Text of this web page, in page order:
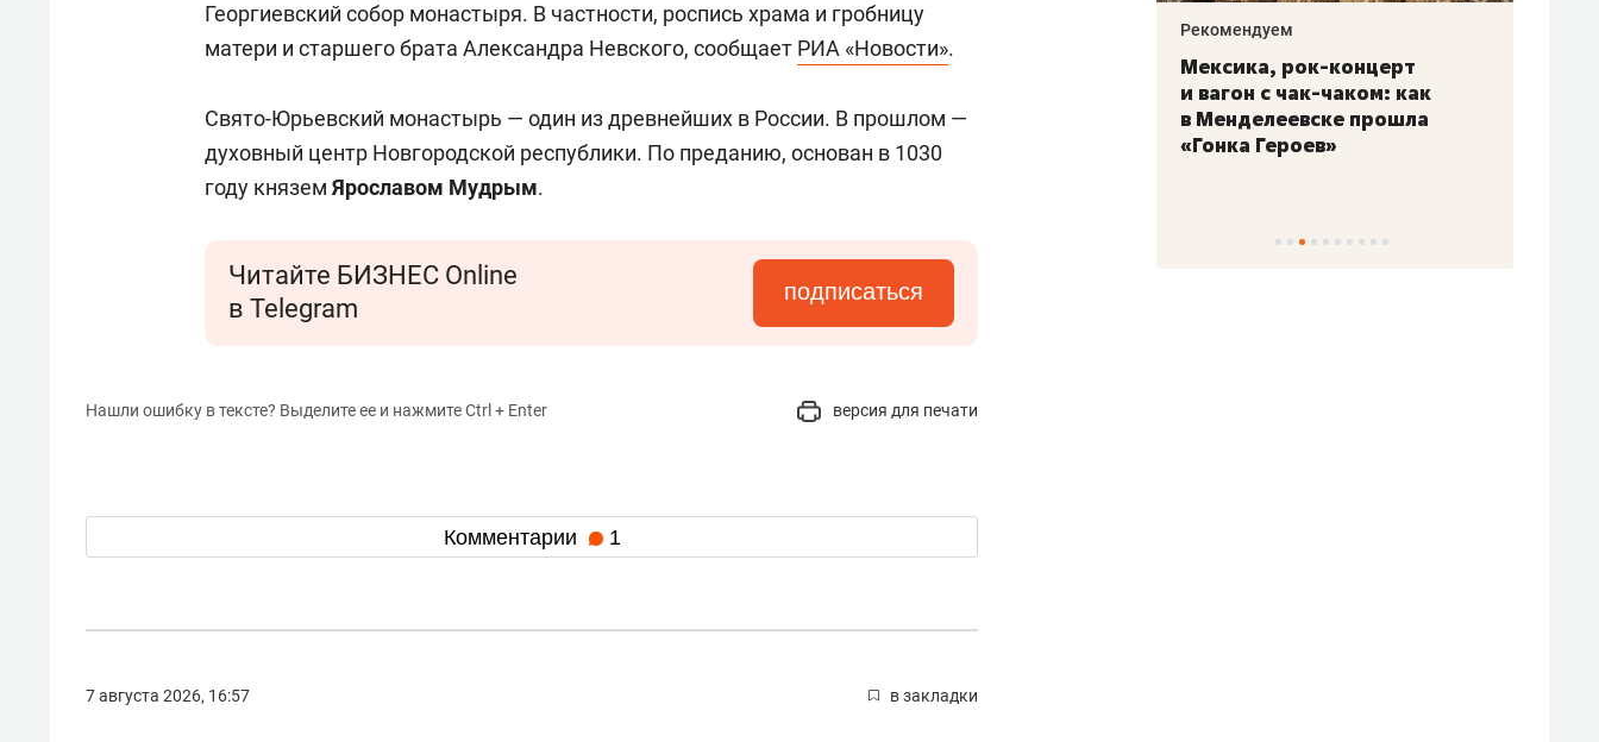
Георгиевский собор монастыря. В частности, роспись храма и гробницу
матери и старшего брата Александра Невского, сообщает РИА «Новости».
Свято-Юрьевский монастырь — один из древнейших в России. В прошлом —
духовный центр Новгородской республики. По преданию, основан в 1030
году князем Ярославом Мудрым.
Читайте БИЗНЕС Online
в Telegram
подписаться
Нашли ошибку в тексте? Выделите ее и нажмите Ctrl + Enter версия для печати
Комментарии 1
7 августа 2026, 16:57 в закладки
Как ГК «МИР ГРУПП» и ВТБ
комфорта под Казанью
Рекомендуем
150 камер до квартиры и Face
безопасность в ЖК «Нова»
Рекомендуем
Опыт выживания в дикой
с ментальным и физическим
состоянием как основа
Рекомендуем
Мексика, рок-концерт
и вагон с чак-чаком: как
в Менделеевске прошла
«Гонка Героев»